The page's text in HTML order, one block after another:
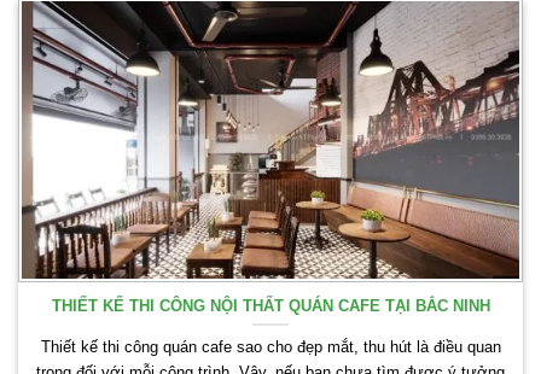
THIẾT KẾ THI CÔNG NỘI THẤT QUÁN CAFE TẠI BẮC NINH
Thiết kế thi công quán cafe sao cho đẹp mắt, thu hút là điều quan